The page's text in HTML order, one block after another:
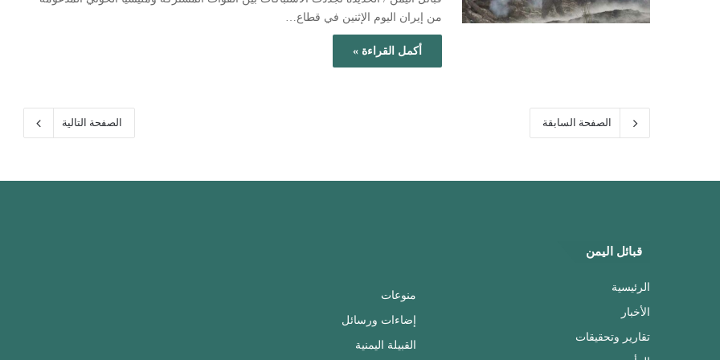
من إيران اليوم الإثنين في قطاع…
أكمل القراءة »
الصفحة السابقة الصفحة التالية
قبائل اليمن
الرئيسية
الأخبار
تقارير وتحقيقات
منوعات
إضاءات ورسائل
القبيلة اليمنية